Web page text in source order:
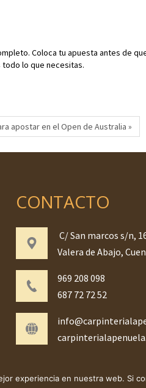
Coloca tu apuesta antes de
lo que necesitas.
apostar en el Open de Australia »
CONTACTO
C/ San marcos s/n,
Valera de Abajo,
969 208 098
687 72 72 52
experiencia en nuestra web. Si